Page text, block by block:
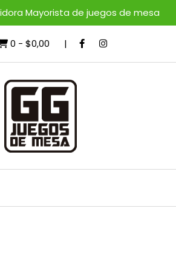
Mayorista de juegos de mesa
0 - $0,00